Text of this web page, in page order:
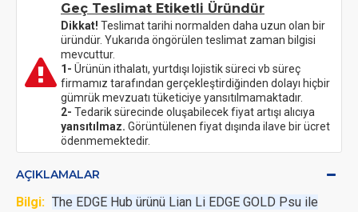
Geç Teslimat Etiketli Üründür
Dikkat! Teslimat tarihi normalden daha uzun olan bir
üründür. Yukarıda öngörülen teslimat zaman bilgisi
mevcuttur.
1- Ürünün ithalatı, yurtdışı lojistik süreci vb süreç
firmamız tarafından gerçekleştirdiğinden dolayı hiçbir
gümrük mevzuatı tüketiciye yansıtılmamaktadır.
2- Tedarik sürecinde oluşabilecek fiyat artışı alıcıya
yansıtılmaz. Görüntülenen fiyat dışında ilave bir ücret
ödenmemektedir.
AÇIKLAMALAR
Bilgi: The EDGE Hub ürünü Lian Li EDGE GOLD Psu ile